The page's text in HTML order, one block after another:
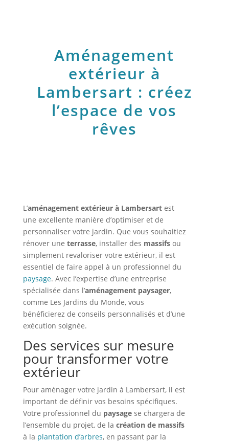
Aménagement
extérieur à
Lambersart : créez
l’espace de vos
rêves
L’aménagement extérieur à Lambersartest
une excellente manière d’optimiser et de
personnaliser votre jardin. Que vous souhaitiez
rénover une terrasse, installer des massifsou
simplement revaloriser votre extérieur, il est
essentiel de faire appel à un professionnel du
paysage. Avec l’expertise d’une entreprise
spécialisée dans l’aménagement paysager,
comme Les Jardins du Monde, vous
bénéficierez de conseils personnalisés et d’une
exécution soignée.
Des services sur mesure
pour transformer votre
extérieur
Pour aménager votre jardin à Lambersart, il est
important de définir vos besoins spécifiques.
Votre professionnel du paysagese chargera de
l’ensemble du projet, de la création de massifs
à la plantation d’arbres, en passant par la